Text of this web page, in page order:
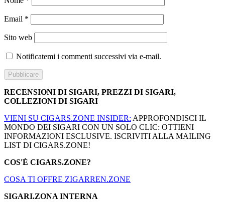
Email *
Sito web
Notificatemi i commenti successivi via e-mail.
RECENSIONI DI SIGARI, PREZZI DI SIGARI,
COLLEZIONI DI SIGARI
VIENI SU CIGARS.ZONE INSIDER: APPROFONDISCI IL
MONDO DEI SIGARI CON UN SOLO CLIC: OTTIENI
INFORMAZIONI ESCLUSIVE. ISCRIVITI ALLA MAILING
LIST DI CIGARS.ZONE!
COS'È CIGARS.ZONE?
COSA TI OFFRE ZIGARREN.ZONE
SIGARI.ZONA INTERNA